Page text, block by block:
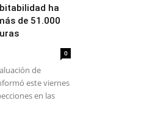
ha
de 51.000
0
de
este viernes
en las